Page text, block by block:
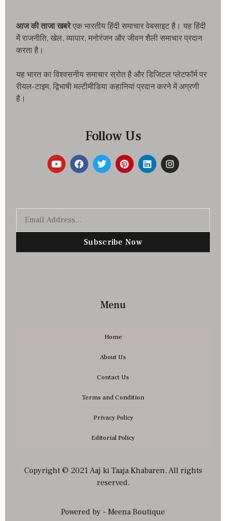
आज की ताजा खबरेएक भारतीय हिंदी समाचार वेबसाइट है। यह हिंदी
में राजनीति, खेल, व्यापार, मनोरंजन और जीवन शैली समाचार प्रदान
करता है।
यह भारत का विश्वसनीय समाचार स्रोत है और डिजिटल प्लेटफॉर्म पर
रीयल-टाइम, द्विभाषी मल्टीमीडिया कहानियां प्रदान करने में अग्रणी
है।
Follow Us
Subscribe Now
Menu
Home
About Us
Contact Us
Terms and Condition
Privacy Policy
Editorial Policy
Copyright © 2021 Aaj ki Taaja Khabaren. All rights
reserved.
Powered by - Meena Boutique